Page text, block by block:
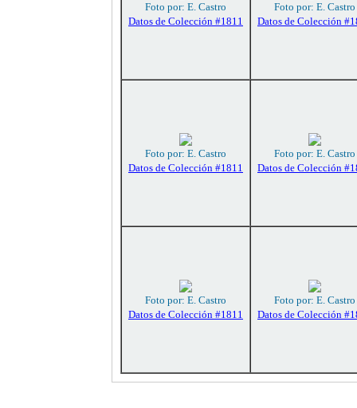
Foto por: E. Castro
Datos de Colección #1811
Foto por: E. Castro
Datos de Colección
Foto por: E. Castro
Datos de Colección #1811
Foto por: E. Castro
Datos de Colección
Foto por: E. Castro
Datos de Colección #1811
Foto por: E. Castro
Datos de Colección